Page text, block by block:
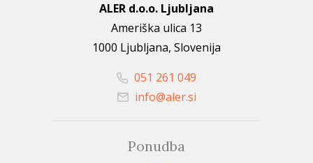
ALER d.o.o. Ljubljana
Ameriška ulica 13
1000 Ljubljana, Slovenija
051 261 049
info@aler.si
Ponudba